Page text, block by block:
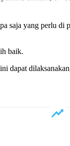
saja yang perlu di
baik.
dapat